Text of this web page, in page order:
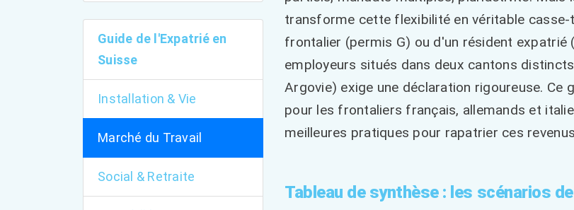
Guide de l'Expatrié en
Suisse
Installation & Vie
Marché du Travail
Social & Retraite
transforme cette flexibilité en véritable
frontalier (permis G) ou d'un résident
employeurs situés dans deux cantons
Argovie) exige une déclaration rigoureuse.
pour les frontaliers français, allemands et
meilleures pratiques pour rapatrier ces
Tableau de synthèse : les scénarios